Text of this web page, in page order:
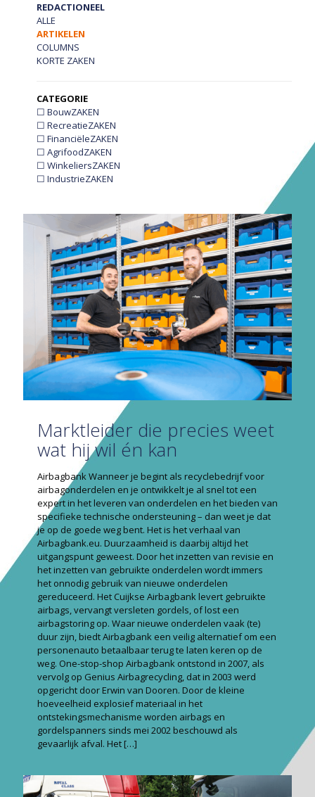
REDACTIONEEL
ALLE
ARTIKELEN
COLUMNS
KORTE ZAKEN
CATEGORIE
☐ BouwZAKEN
☐ RecreatieZAKEN
☐ FinanciëleZAKEN
☐ AgrifoodZAKEN
☐ WinkeliersZAKEN
☐ IndustrieZAKEN
Marktleider die precies weet
wat hij wil én kan
Airbagbank Wanneer je begint als recyclebedrijf voor
airbagonderdelen en je ontwikkelt je al snel tot een
expert in het leveren van onderdelen en het bieden van
specifieke technische ondersteuning – dan weet je dat
je op de goede weg bent. Het is het verhaal van
Airbagbank.eu. Duurzaamheid is daarbij altijd het
uitgangspunt geweest. Door het inzetten van revisie en
het inzetten van gebruikte onderdelen wordt immers
het onnodig gebruik van nieuwe onderdelen
gereduceerd. Het Cuijkse Airbagbank levert gebruikte
airbags, vervangt versleten gordels, of lost een
airbagstoring op. Waar nieuwe onderdelen vaak (te)
duur zijn, biedt Airbagbank een veilig alternatief om een
personenauto betaalbaar terug te laten keren op de
weg. One-stop-shop Airbagbank ontstond in 2007, als
vervolg op Genius Airbagrecycling, dat in 2003 werd
opgericht door Erwin van Dooren. Door de kleine
hoeveelheid explosief materiaal in het
ontstekingsmechanisme worden airbags en
gordelspanners sinds mei 2002 beschouwd als
gevaarlijk afval. Het[…]